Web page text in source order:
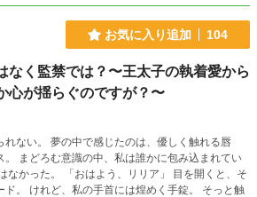
お気に入り追加 104
なく監禁では？〜王太子の執着愛から
心が揺らぐのですが？〜
優しく触れる唇
。 まどろむ意識の中、私は誰かに包み込まれてい
ド。 けれど、私の手首には煌めく手錠。 そっと触